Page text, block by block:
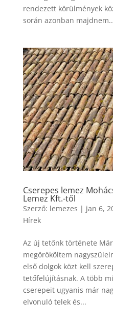
rendezett körülmények
során azonban
Cserepes lemez
Lemez Kft.-től
Szerző: lemezes | jan 6,
Hírek
Az új tetőnk története
megörököltem
első dolgok közt kell
tetőfelújításnak. A több
cserepeit ugyanis már
elvonuló telek és...